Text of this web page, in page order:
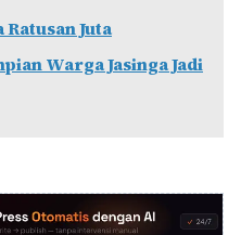
Ratusan Juta
Warga Jasinga Jadi